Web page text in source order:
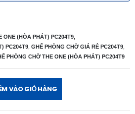
ONE (HÒA PHÁT) PC204T9
PC204T9 GHẾ PHÒNG CHỜ GIÁ RẺ PC204T9
PHÒNG CHỜ THE ONE (HÒA PHÁT) PC204T9
VÀO GIỎ HÀNG